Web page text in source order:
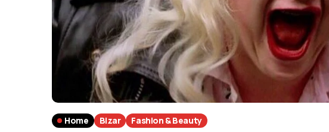
Home Bizar Fashion & Beauty